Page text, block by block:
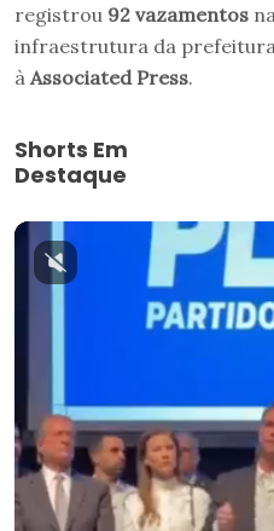
registrou 92 vazamentos
infraestrutura da
à Associated Press.
Shorts Em
Destaque